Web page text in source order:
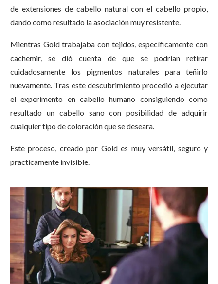
de extensiones de cabello natural con el cabello propio,
dando como resultado la asociación muy resistente.
Mientras Gold trabajaba con tejidos, específicamente con
cachemir, se dió cuenta de que se podrían retirar
cuidadosamente los pigmentos naturales para teñirlo
nuevamente. Tras este descubrimiento procedió a ejecutar
el experimento en cabello humano consiguiendo como
resultado un cabello sano con posibilidad de adquirir
cualquier tipo de coloración que se deseara.
Este proceso, creado por Gold es muy versátil, seguro y
practicamente invisible.